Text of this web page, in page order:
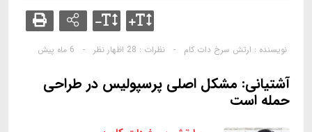
نویسنده : ارتش سرخ دات کام - نظرات : 28 اظهار نظر - 6 ماه پیش
آشتیانی: مشکل اصلی پرسپولیس در طراحی
حمله است